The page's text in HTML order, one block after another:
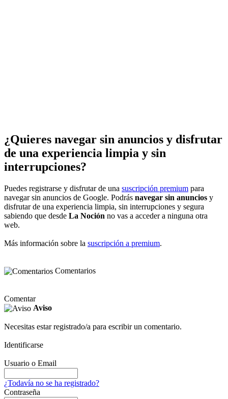
¿Quieres navegar sin anuncios y disfrutar
de una experiencia limpia y sin
interrupciones?
Puedes registrarse y disfrutar de una suscripción premium para
navegar sin anuncios de Google. Podrás navegar sin anuncios y
disfrutar de una experiencia limpia, sin interrupciones y segura
sabiendo que desde La Noción no vas a acceder a ninguna otra
web.
Más información sobre la suscripción a premium.
Comentarios
Comentar
Aviso
Necesitas estar registrado/a para escribir un comentario.
Identificarse
Usuario o Email
¿Todavía no se ha registrado?
Contraseña